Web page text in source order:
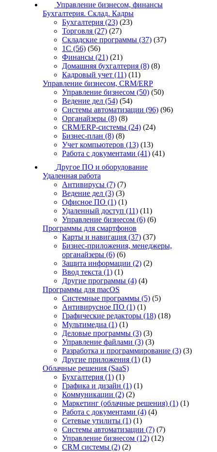
Управление бизнесом, финансы
Бухгалтерия. Склад. Кадры
Бухгалтерия (23) (23)
Торговля (27) (27)
Складские программы (37) (37)
1С (56) (56)
Финансы (21) (21)
Домашняя бухгалтерия (8) (8)
Кадровый учет (11) (11)
Управление бизнесом, CRM/ERP
Управление бизнесом (50) (50)
Ведение дел (54) (54)
Системы автоматизации (96) (96)
Органайзеры (8) (8)
CRM/ERP-системы (24) (24)
Бизнес-план (8) (8)
Учет компьютеров (13) (13)
Работа с документами (41) (41)
Другое ПО и оборудование
Удаленная работа
Антивирусы (7) (7)
Ведение дел (3) (3)
Офисное ПО (1) (1)
Удаленный доступ (11) (11)
Управление бизнесом (6) (6)
Программы для смартфонов
Карты и навигация (37) (37)
Бизнес-приложения, менеджеры,
органайзеры (6) (6)
Защита информации (2) (2)
Ввод текста (1) (1)
Другие программы (4) (4)
Программы для macOS
Системные программы (5) (5)
Антивирусное ПО (1) (1)
Графические редакторы (18) (18)
Мультимедиа (1) (1)
Деловые программы (3) (3)
Управление файлами (3) (3)
Разработка и программирование (3) (3)
Другие приложения (1) (1)
Облачные решения (SaaS)
Бухгалтерия (1) (1)
Графика и дизайн (1) (1)
Коммуникации (2) (2)
Маркетинг (облачные решения) (1) (1)
Работа с документами (4) (4)
Сетевые утилиты (1) (1)
Системы автоматизации (7) (7)
Управление бизнесом (12) (12)
CRM системы (2) (2)